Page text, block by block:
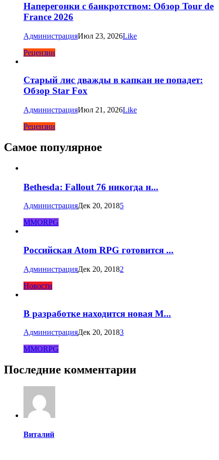
Наперегонки с банкротством: Обзор Tour de
France 2026
АдминистрацияИюл 23, 2026Like
Рецензии
Старый лис дважды в капкан не попадет:
Обзор Star Fox
АдминистрацияИюл 21, 2026Like
Рецензии
Самое популярное
Bethesda: Fallout 76 никогда н...
АдминистрацияДек 20, 20185
MMORPG
Российская Atom RPG готовится ...
АдминистрацияДек 20, 20182
Новости
В разработке находится новая M...
АдминистрацияДек 20, 20183
MMORPG
Последние комментарии
Виталий